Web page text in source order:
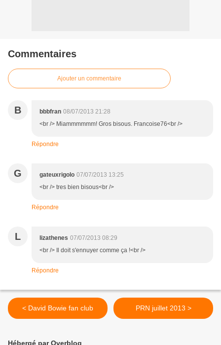
Commentaires
Ajouter un commentaire
B bbbfran 08/07/2013 21:28
<br /> Miammmmmm! Gros bisous. Francoise76<br />
Répondre
G gateuxrigolo 07/07/2013 13:25
<br /> tres bien bisous<br />
Répondre
L lizathenes 07/07/2013 08:29
<br /> Il doit s'ennuyer comme ça !<br />
Répondre
< David Bowie fan club PRN juillet 2013 >
Hébergé par Overblog